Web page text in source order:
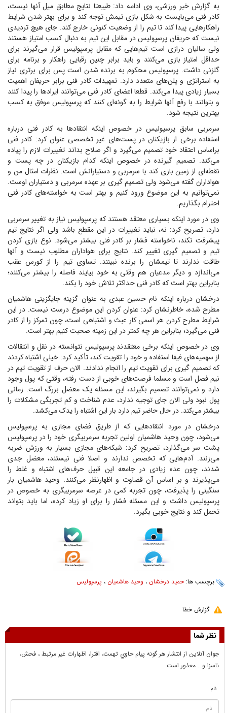
به گزارش خبر ورزشی، وی ادامه داد: طبیعتا نتایج مطابق میل آنها نیست،
کادر فنی می‌بایست به شکل بازی تیمش توجه کند و برای بهتر شدن شرایط
راهکار‌هایی پیدا کند تا تیم را از وضعیت کنونی خارج کند. جای هیچ تردیدی
نیست که حریفان پرسپولیس در مقابل این تیم به دنبال کسب امتیاز هستند
ولی سالیان درازی است تیم‌هایی که مقابل پرسپولیس قرار می‌گیرند برای
حداقل امتیاز بازی می‌کنند و باید برابر چنین رقبایی راهکار و برنامه برای
گلزنی داشت. پرسپولیس محکوم به برنده شدن است پس برای برتری نیاز
به استراتژی و پلن‌های متعدد دارد. تمهیدات کادر فنی برابر حریفان اهمیت
بسیار زیادی پیدا می‌کند. قطعا اعضای کادر فنی می‌توانند ایراد‌ها را پیدا کنند
و بتوانند با رفع آنها شرایط را به گونه‌ای کنند که پرسپولیس موفق به کسب
بهترین نتیجه شود.
سرمربی سابق پرسپولیس در خصوص اینکه انتقاد‌ها به کادر فنی درباره
استفاده برخی از بازیکنان در پست‌های غیر تخصصی عنوان کرد: کادر فنی
براساس اعتقاد خود تصمیم می‌گیرد و اگر صلاح بداند تغییرات لازم را پیاده
می‌کند. تصمیم گیرنده در خصوص اینکه کدام بازیکنان در چه پست و
نقطه‌ای از زمین بازی کند با سرمربی و دستیارانش است. نظرات امثال من و
هواداران گفته می‌شود ولی تصمیم گیری بر عهده سرمربی و دستیاران اوست.
نمی‌توانیم به این موضوع ورود کنیم و بهتر است به خواسته‌های کادر فنی
احترام بگذاریم.
وی در مورد اینکه بسیاری معتقد هستند که پرسپولیس نیاز به تغییر سرمربی
دارد، تصریح کرد: نه، نباید تغییرات در این مقطع باشد ولی اگر نتایج تیم
پیشرفت نکند، ناخواسته فشار بر کادر فنی بیشتر می‌شود. نوع بازی کردن
تیم و تصمیم گیری تغییر کند. نتایج برای هواداران مطلوب نیست و آنها
طاقت ندارند تا تیمشان را برنده نبینند. تساوی تیم را از کورس عقب
می‌اندازد و دیگر مدعیان هم وقتی به خود بیایند فاصله را بیشتر می‌کنند؛
بنابراین بهتر است که کادر فنی حداکثر تلاش خود را بکند.
درخشان درباره اینکه نام حسین عبدی به عنوان گزینه جایگزینی هاشمیان
مطرح شده، خاطرنشان کرد: عنوان کردن این موضوع درست نیست. در این
شرایط مطرح کردن هر اسمی کار عبث و اشتباهی است، چون تمرکز را از کادر
فنی می‌گیرد؛ بنابراین هر چه کمتر در این زمینه صحبت کنیم بهتر است.
وی در خصوص اینکه برخی معتقدند پرسپولیس نتوانسته در نقل و انتقالات
از سهمیه‌های فیفا استفاده و خود را تقویت کند، تأکید کرد: خیلی اشتباه کردند
که تصمیم گیری برای تقویت تیم را انجام ندادند. الان حرف از تقویت تیم در
نیم فصل است و مسلما فرصت‌های خوبی از دست رفته، وقتی که پول وجود
دارد و نمی‌توانند تصمیم بگیرند، این مسئله یک معضل بزرگ است. زمانی
پول نبود ولی الان جای توجیه ندارد، عدم شناخت و کم تجربگی مشکلات را
بیشتر می‌کند. در حال حاضر تیم دارد بار این اشتباه را یدک می‌کشد.
درخشان در مورد انتقاد‌هایی که از طریق فضای مجازی به پرسپولیس
می‌شود، چون وحید هاشمیان اولین تجربه سرمربیگری خود را در پرسپولیس
پشت سر می‌گذارد، تصریح کرد: شبکه‌های مجازی بسیار به ورزش ضربه
می‌زنند. آدم‌هایی که تخصص ندارند و اصلا فنی نیستند، معضل جدی
شدند، چون عده زیادی در جامعه این قبیل حرف‌های اشتباه و غلط را
می‌پذیرند و بر اساس آن قضاوت و اظهارنظر می‌کنند. وحید هاشمیان بار
سنگینی را پذیرفت، چون تجربه کمی در عرصه سرمربیگری به خصوص در
پرسپولیس داشت و این مسئله فشار را برای او زیاد کرده، اما باید بتواند
تحمل کند و نتایج خوبی بگیرد.
برچسب ها:حمید درخشان ، وحید هاشمیان ، پرسپولیس
گزارش خطا
نظر شما
جوان آنلاين از انتشار هر گونه پيام حاوي تهمت، افترا، اظهارات غير مرتبط ، فحش،
ناسزا و... معذور است
نام